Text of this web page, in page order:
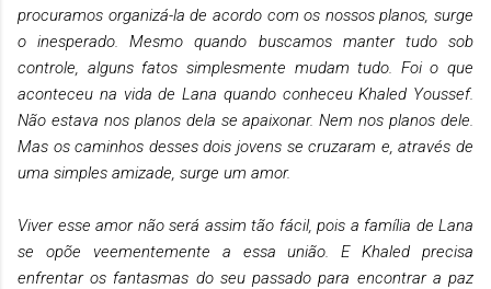
procuramos organizá-la de acordo com os nossos planos, surge
o inesperado. Mesmo quando buscamos manter tudo sob
controle, alguns fatos simplesmente mudam tudo. Foi o que
aconteceu na vida de Lana quando conheceu Khaled Youssef.
Não estava nos planos dela se apaixonar. Nem nos planos dele.
Mas os caminhos desses dois jovens se cruzaram e, através de
uma simples amizade, surge um amor.
Viver esse amor não será assim tão fácil, pois a família de Lana
se opõe veementemente a essa união. E Khaled precisa
enfrentar os fantasmas do seu passado para encontrar a paz